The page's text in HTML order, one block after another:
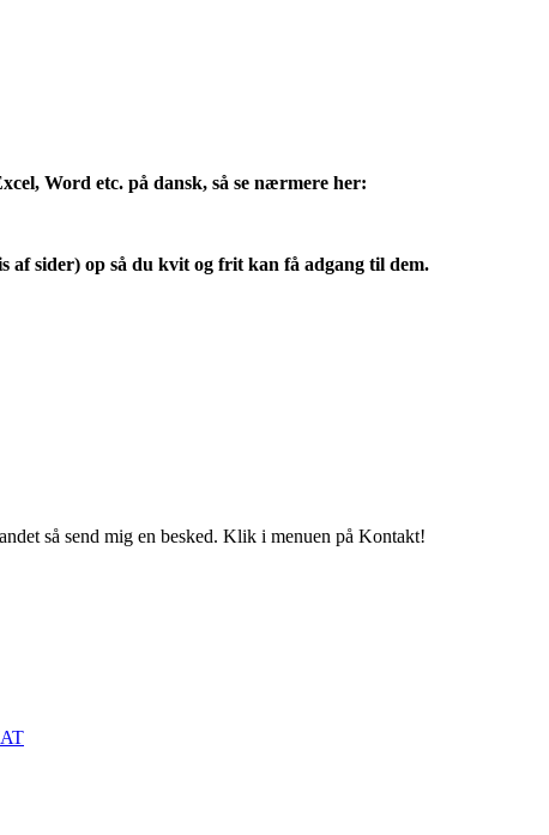
Word etc. på dansk, så se nærmere her:
af sider) op så du kvit og frit kan få adgang til dem.
så send mig en besked. Klik i menuen på Kontakt!